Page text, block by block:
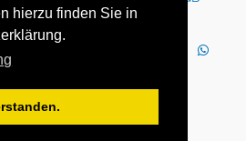
hierzu finden Sie in
Nutzungsbedingungen
WhatsApp
GLOBE Europa GmbH